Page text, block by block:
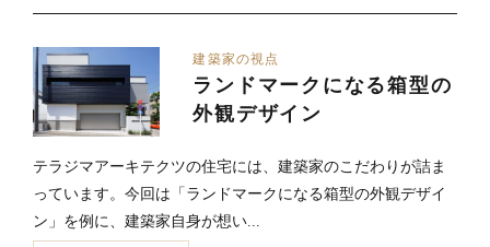
建築家の視点
ランドマークになる箱型の
外観デザイン
テラジマアーキテクツの住宅には、建築家のこだわりが詰ま
っています。今回は「ランドマークになる箱型の外観デザイ
ン」を例に、建築家自身が想い...